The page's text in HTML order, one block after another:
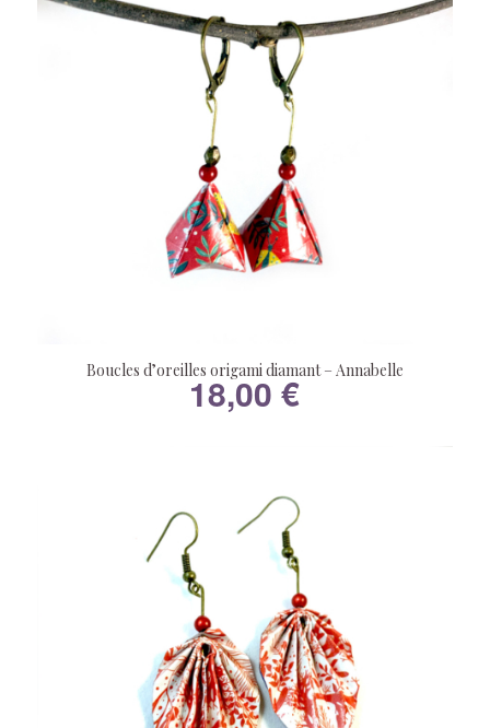
Boucles d’oreilles origami diamant – Annabelle
18,00€